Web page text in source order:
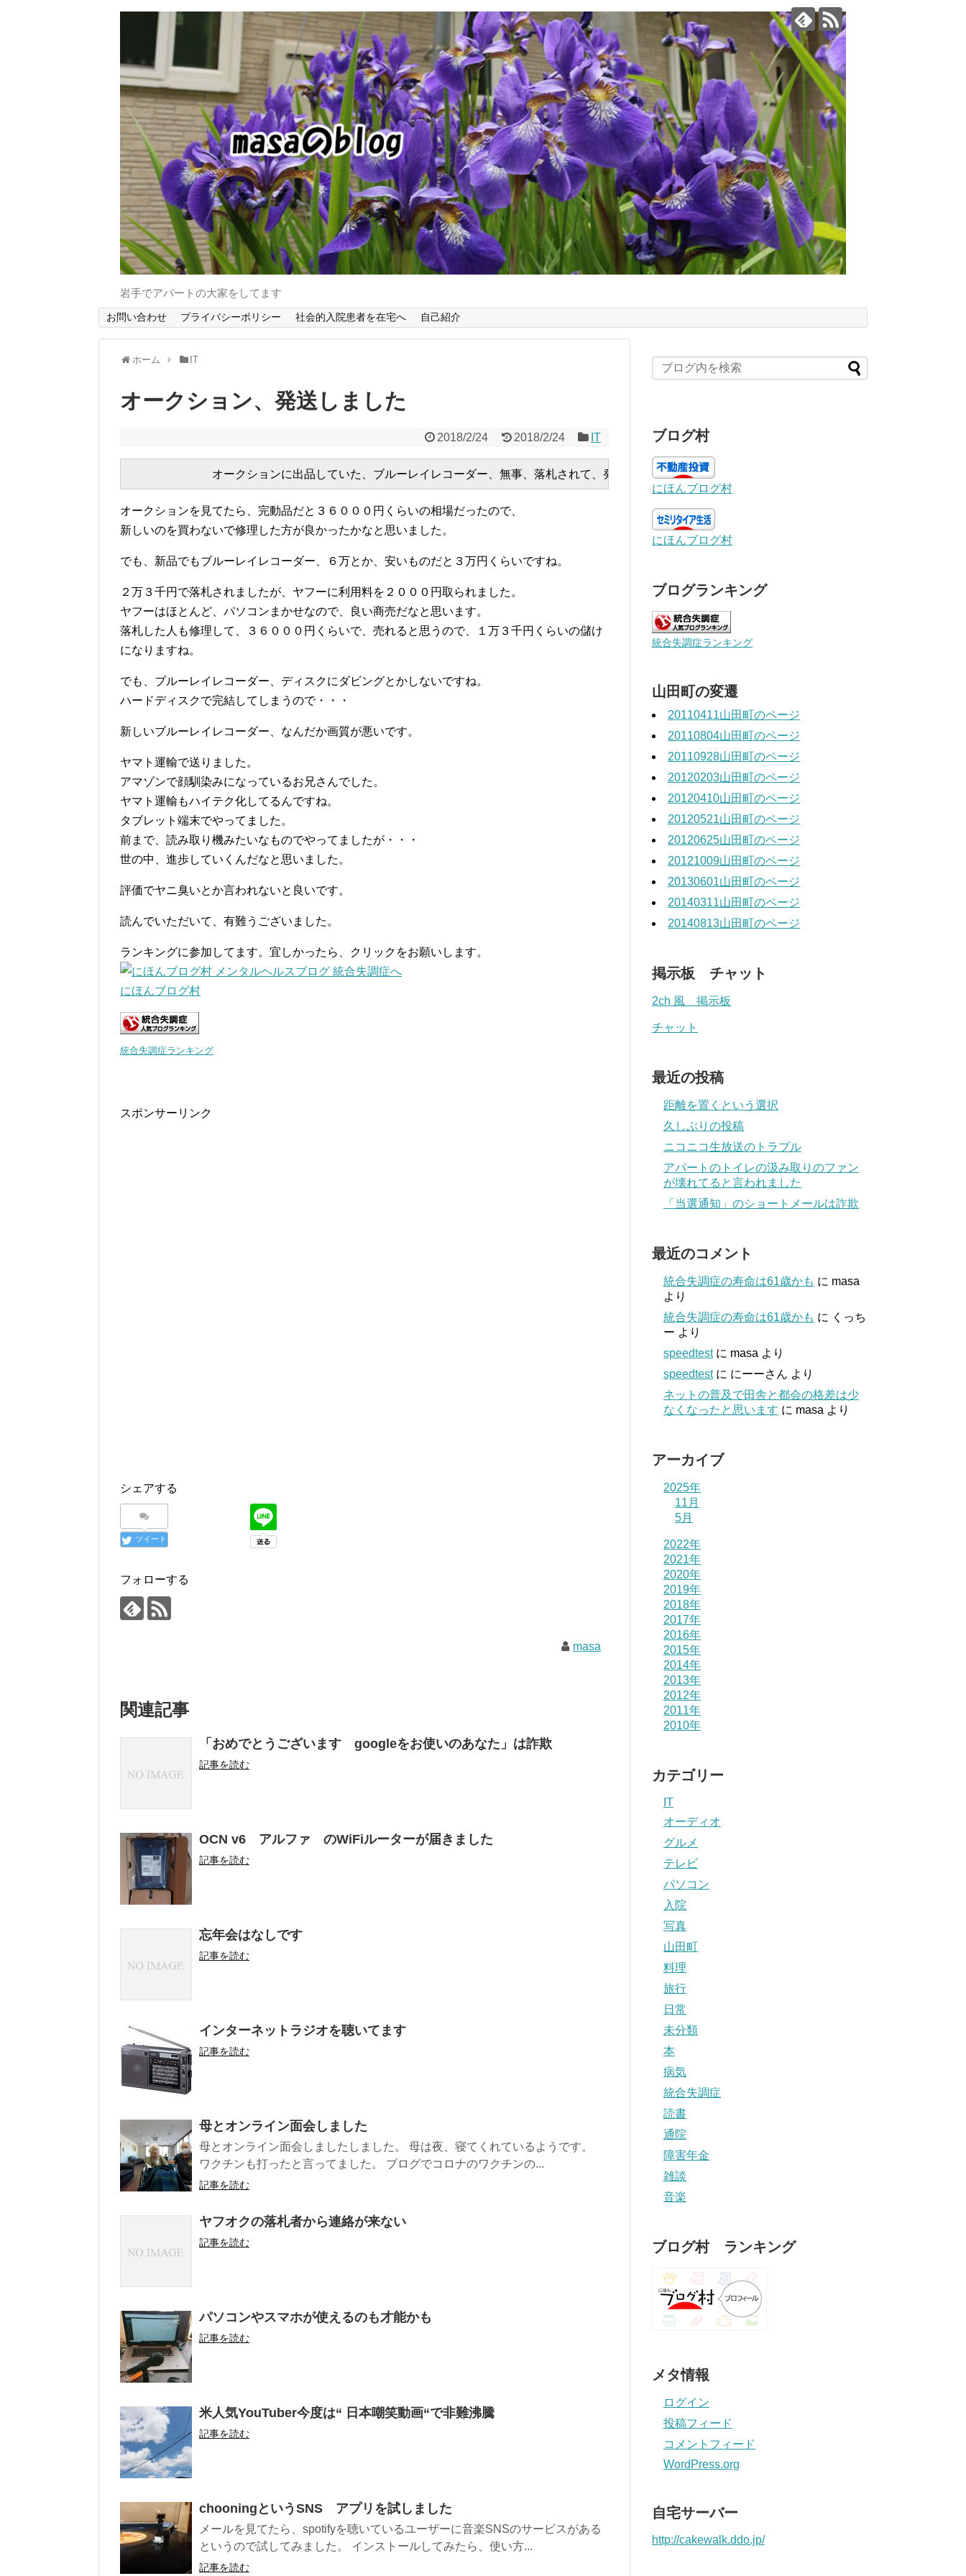
岩手でアパートの大家をしてます
お問い合わせ プライバシーポリシー 社会的入院患者を在宅へ 自己紹介
ホーム IT
オークション、発送しました
2018/2/24 2018/2/24 IT
オークションを見てたら、完動品だと３６０００円くらいの相場だったので、
新しいのを買わないで修理した方が良かったかなと思いました。
でも、新品でもブルーレイレコーダー、６万とか、安いものだと３万円くらいですね。
２万３千円で落札されましたが、ヤフーに利用料を２０００円取られました。
ヤフーはほとんど、パソコンまかせなので、良い商売だなと思います。
落札した人も修理して、３６０００円くらいで、売れると思うので、１万３千円くらいの儲け
になりますね。
でも、ブルーレイレコーダー、ディスクにダビングとかしないですね。
ハードディスクで完結してしまうので・・・
新しいブルーレイレコーダー、なんだか画質が悪いです。
ヤマト運輸で送りました。
アマゾンで顔馴染みになっているお兄さんでした。
ヤマト運輸もハイテク化してるんですね。
タブレット端末でやってました。
前まで、読み取り機みたいなものでやってましたが・・・
世の中、進歩していくんだなと思いました。
評価でヤニ臭いとか言われないと良いです。
読んでいただいて、有難うございました。
ランキングに参加してます。宜しかったら、クリックをお願いします。
にほんブログ村
統合失調症ランキング
スポンサーリンク
シェアする
ツイート
フォローする
masa
関連記事
「おめでとうございます googleをお使いのあなた」は詐欺
記事を読む
OCN v6 アルファ のWiFiルーターが届きました
記事を読む
忘年会はなしです
記事を読む
インターネットラジオを聴いてます
記事を読む
母とオンライン面会しました
母とオンライン面会しましたしました。 母は夜、寝てくれているようです。
ワクチンも打ったと言ってました。 ブログでコロナのワクチンの...
記事を読む
ヤフオクの落札者から連絡が来ない
記事を読む
パソコンやスマホが使えるのも才能かも
記事を読む
米人気YouTuber今度は“ 日本嘲笑動画“で非難沸騰
記事を読む
chooningというSNS アプリを試しました
メールを見てたら、spotifyを聴いているユーザーに音楽SNSのサービスがある
というので試してみました。 インストールしてみたら、使い方...
記事を読む
ブログ村
にほんブログ村
にほんブログ村
ブログランキング
統合失調症ランキング
山田町の変遷
20110411山田町のページ
20110804山田町のページ
20110928山田町のページ
20120203山田町のページ
20120410山田町のページ
20120521山田町のページ
20120625山田町のページ
20121009山田町のページ
20130601山田町のページ
20140311山田町のページ
20140813山田町のページ
掲示板 チャット
2ch 風 掲示板
チャット
最近の投稿
距離を置くという選択
久しぶりの投稿
ニコニコ生放送のトラブル
アパートのトイレの汲み取りのファン
が壊れてると言われました
「当選通知」のショートメールは詐欺
最近のコメント
統合失調症の寿命は61歳かも に masa
より
統合失調症の寿命は61歳かも に くっち
ー より
speedtestに masa より
speedtestに にーーさん より
ネットの普及で田舎と都会の格差は少
なくなったと思います に masa より
アーカイブ
2025年
11月
5月
2022年
2021年
2020年
2019年
2018年
2017年
2016年
2015年
2014年
2013年
2012年
2011年
2010年
カテゴリー
IT
オーディオ
グルメ
テレビ
パソコン
入院
写真
山田町
料理
旅行
日常
未分類
本
病気
統合失調症
読書
通院
障害年金
雑談
音楽
ブログ村 ランキング
メタ情報
ログイン
投稿フィード
コメントフィード
WordPress.org
自宅サーバー
http://cakewalk.ddo.jp/